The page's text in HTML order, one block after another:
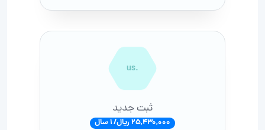
.us
ثبت جدید
25,430,000 ریال/ 1 سال